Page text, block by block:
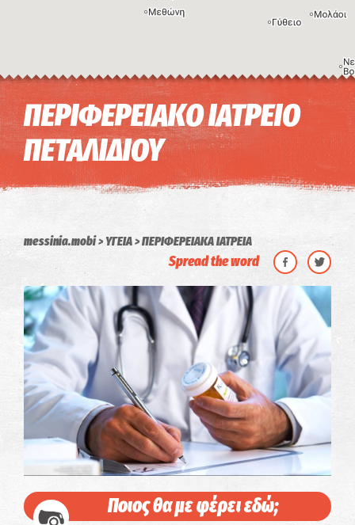
Η εικόνα ενδέχεται να υπόκειται σε πνευματικά δικαιώματα Όροι
ΠΕΡΙΦΕΡΕΙΑΚΟ ΙΑΤΡΕΙΟ
ΠΕΤΑΛΙΔΙΟΥ
messinia.mobi ΥΓΕΙΑ ΠΕΡΙΦΕΡΕΙΑΚΑ ΙΑΤΡΕΙΑ
Spread the word
Ποιος θα με φέρει εδώ;